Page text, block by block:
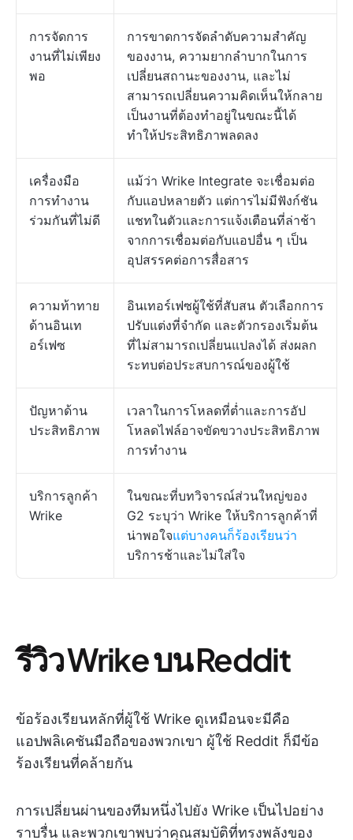
การจัดการ
งานที่ไม่เพียง
พอ
การขาดการจัดลำดับความสำคัญ
ของงาน, ความยากลำบากในการ
เปลี่ยนสถานะของงาน, และไม่
สามารถเปลี่ยนความคิดเห็นให้กลาย
เป็นงานที่ต้องทำอยู่ในขณะนี้ได้
ทำให้ประสิทธิภาพลดลง
เครื่องมือ
การทำงาน
ร่วมกันที่ไม่ดี
แม้ว่า Wrike Integrate จะเชื่อมต่อ
กับแอปหลายตัว แต่การไม่มีฟังก์ชัน
แชทในตัวและการแจ้งเตือนที่ล่าช้า
จากการเชื่อมต่อกับแอปอื่น ๆ เป็น
อุปสรรคต่อการสื่อสาร
ความท้าทาย
ด้านอินเท
อร์เฟซ
อินเทอร์เฟซผู้ใช้ที่สับสน ตัวเลือกการ
ปรับแต่งที่จำกัด และตัวกรองเริ่มต้น
ที่ไม่สามารถเปลี่ยนแปลงได้ ส่งผลก
ระทบต่อประสบการณ์ของผู้ใช้
ปัญหาด้าน
ประสิทธิภาพ
เวลาในการโหลดที่ต่ำและการอัป
โหลดไฟล์อาจขัดขวางประสิทธิภาพ
การทำงาน
บริการลูกค้า
Wrike
ในขณะที่บทวิจารณ์ส่วนใหญ่ของ
G2 ระบุว่า Wrike ให้บริการลูกค้าที่
น่าพอใจแต่บางคนก็ร้องเรียนว่า
บริการช้าและไม่ใส่ใจ
รีวิว Wrike บน Reddit
ข้อร้องเรียนหลักที่ผู้ใช้ Wrike ดูเหมือนจะมีคือ
แอปพลิเคชันมือถือของพวกเขา ผู้ใช้ Reddit ก็มีข้อ
ร้องเรียนที่คล้ายกัน
การเปลี่ยนผ่านของทีมหนึ่งไปยัง Wrike เป็นไปอย่าง
ราบรื่น และพวกเขาพบว่าคุณสมบัติที่ทรงพลังของ